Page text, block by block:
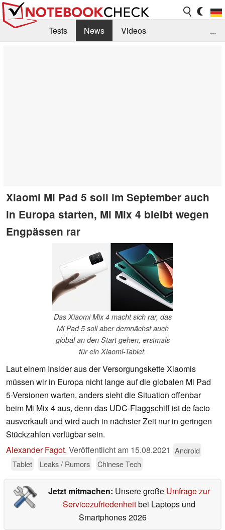
Tests News
Videos
...
Xiaomi Mi Pad 5 soll im September auch
in Europa starten, Mi Mix 4 bleibt wegen
Engpässen rar
Das Xiaomi Mix 4 macht sich rar, das
Mi Pad 5 soll aber demnächst auch
global an den Start gehen, erstmals
für ein Xiaomi-Tablet.
Laut einem Insider aus der Versorgungskette Xiaomis
müssen wir in Europa nicht lange auf die globalen Mi Pad
5-Versionen warten, anders sieht die Situation offenbar
beim Mi Mix 4 aus, denn das UDC-Flaggschiff ist de facto
ausverkauft und wird auch in nächster Zeit nur in geringen
Stückzahlen verfügbar sein.
Alexander Fagot, Veröffentlicht am 15.08.2021 Android
Tablet
Leaks / Rumors Chinese Tech
Jetzt mitmachen: Unsere große Umfrage zur
Servicezufriedenheitbei Laptops und
Smartphones 2026